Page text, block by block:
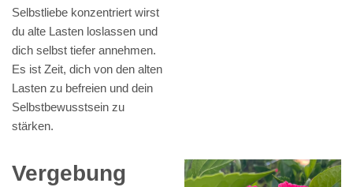
Selbstliebe konzentriert wirst
du alte Lasten loslassen und
dich selbst tiefer annehmen.
Es ist Zeit, dich von den alten
Lasten zu befreien und dein
Selbstbewusstsein zu
stärken.
Vergebung